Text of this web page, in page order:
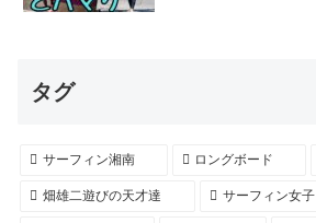
タグ
サーフィン湘南 ロングボード
畑雄二遊びの天才達 サーフィン女子